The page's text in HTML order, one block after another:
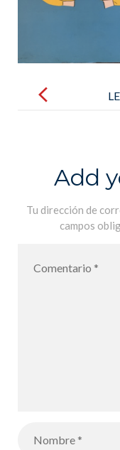
navigation
LE
Aude Murail
5€
Add
Tu dirección de
campos